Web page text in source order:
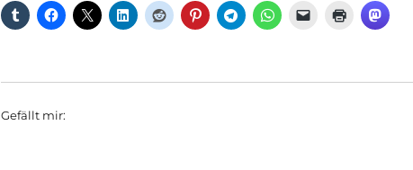
Gefällt mir: